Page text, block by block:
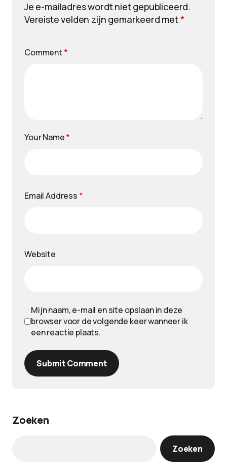
Je e-mailadres wordt niet gepubliceerd.
Vereiste velden zijn gemarkeerd met*
Comment *
Your Name*
Email Address *
Website
Mijn naam, e-mail en site opslaan in deze
browser voor de volgende keer wanneer ik
een reactie plaats.
Submit Comment
Zoeken
Zoeken